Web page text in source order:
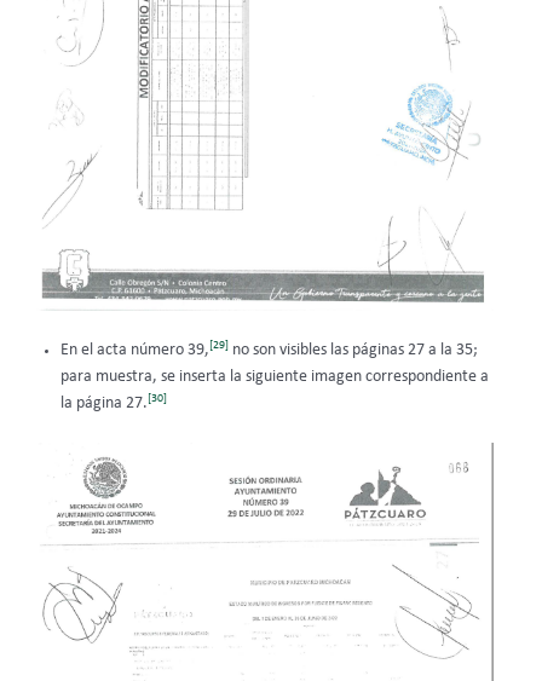
En el acta número 39,[29] no son visibles las páginas 27 a la 35;
para muestra, se inserta la siguiente imagen correspondiente a
la página 27.[30]